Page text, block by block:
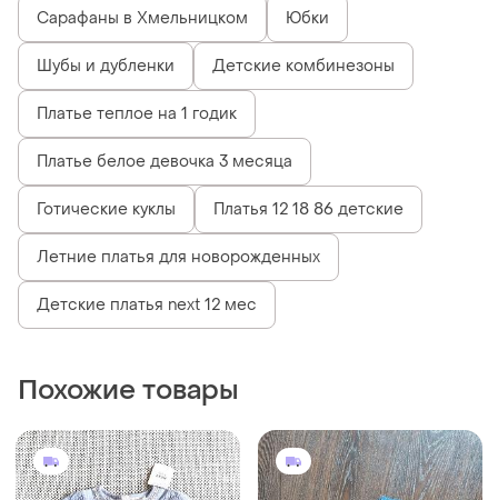
Сарафаны в Хмельницком Юбки
Шубы и дубленки Детские комбинезоны
Платье теплое на 1 годик
Платье белое девочка 3 месяца
Готические куклы Платья 12 18 86 детские
Летние платья для новорожденных
Детские платья next 12 мес
Похожие товары